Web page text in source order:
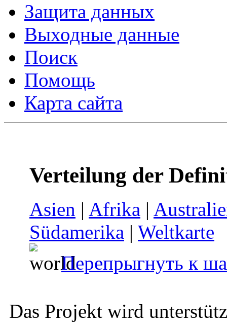
Защита данных
Выходные данные
Поиск
Помощь
Карта сайта
Verteilung der
Asien | Afrika |
Südamerika | Weltkarte
Перепрыгнуть к
Das Projekt wird